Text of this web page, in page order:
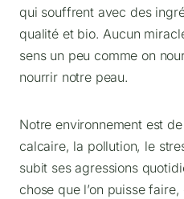
qui souffrent avec des
qualité et bio. Aucun
sens un peu comme on
nourrir notre peau.
Notre environnement est
calcaire, la pollution, le
subit ses agressions
chose que l’on puisse